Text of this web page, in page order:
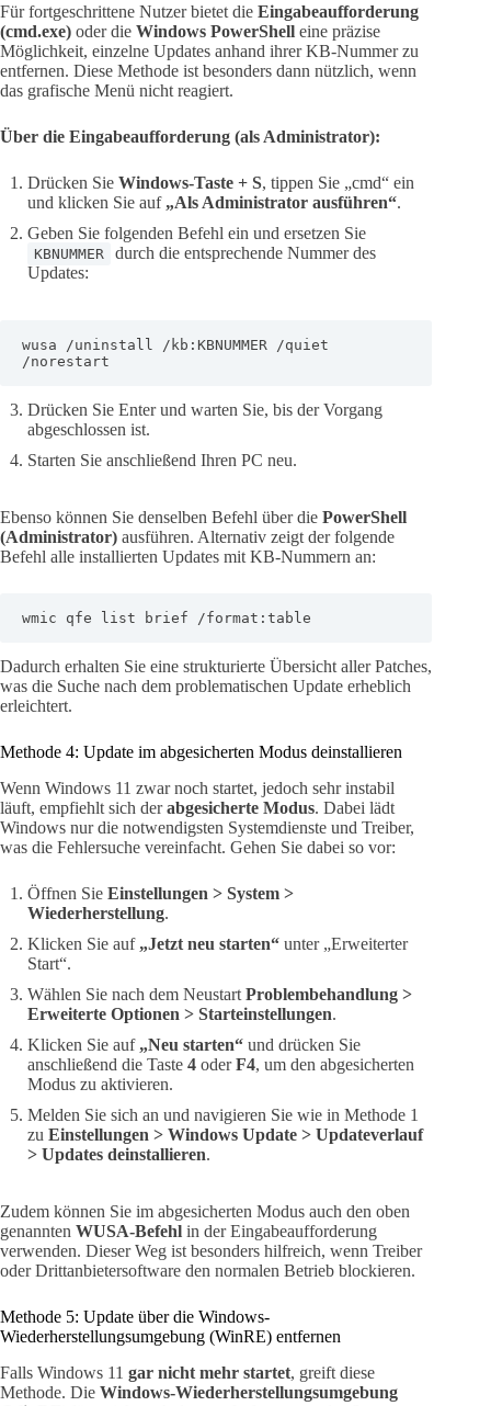
Für fortgeschrittene Nutzer bietet die Eingabeaufforderung
(cmd.exe) oder die Windows PowerShell eine präzise
Möglichkeit, einzelne Updates anhand ihrer KB-Nummer zu
entfernen. Diese Methode ist besonders dann nützlich, wenn
das grafische Menü nicht reagiert.
Über die Eingabeaufforderung (als Administrator):
Drücken Sie Windows-Taste + S, tippen Sie „cmd“ ein
und klicken Sie auf „Als Administrator ausführen“.
Geben Sie folgenden Befehl ein und ersetzen Sie
KBNUMMER
durch die entsprechende Nummer des
Updates:
wusa /uninstall /kb:KBNUMMER /quiet
/norestart
Drücken Sie Enter und warten Sie, bis der Vorgang
abgeschlossen ist.
Starten Sie anschließend Ihren PC neu.
Ebenso können Sie denselben Befehl über die PowerShell
(Administrator) ausführen. Alternativ zeigt der folgende
Befehl alle installierten Updates mit KB-Nummern an:
wmic qfe list brief /format:table
Dadurch erhalten Sie eine strukturierte Übersicht aller Patches,
was die Suche nach dem problematischen Update erheblich
erleichtert.
Methode 4: Update im abgesicherten Modus deinstallieren
Wenn Windows 11 zwar noch startet, jedoch sehr instabil
läuft, empfiehlt sich derabgesicherte Modus. Dabei lädt
Windows nur die notwendigsten Systemdienste und Treiber,
was die Fehlersuche vereinfacht. Gehen Sie dabei so vor:
Öffnen Sie Einstellungen > System >
Wiederherstellung.
Klicken Sie auf „Jetzt neu starten“ unter „Erweiterter
Start“.
Wählen Sie nach dem Neustart Problembehandlung >
Erweiterte Optionen > Starteinstellungen.
Klicken Sie auf „Neu starten“ und drücken Sie
anschließend die Taste 4 oderF4, um den abgesicherten
Modus zu aktivieren.
Melden Sie sich an und navigieren Sie wie in Methode 1
zu Einstellungen > Windows Update > Updateverlauf
> Updates deinstallieren.
Zudem können Sie im abgesicherten Modus auch den oben
genannten WUSA-Befehl in der Eingabeaufforderung
verwenden. Dieser Weg ist besonders hilfreich, wenn Treiber
oder Drittanbietersoftware den normalen Betrieb blockieren.
Methode 5: Update über die Windows-
Wiederherstellungsumgebung (WinRE) entfernen
Falls Windows 11 gar nicht mehr startet, greift diese
Methode. Die Windows-Wiederherstellungsumgebung